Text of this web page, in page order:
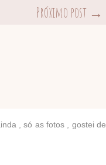
Próximo post →
, só as fotos , gostei de